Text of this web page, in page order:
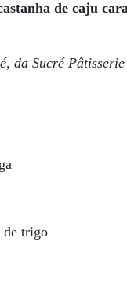
de caju
da Sucré Pâtisserie
de trigo